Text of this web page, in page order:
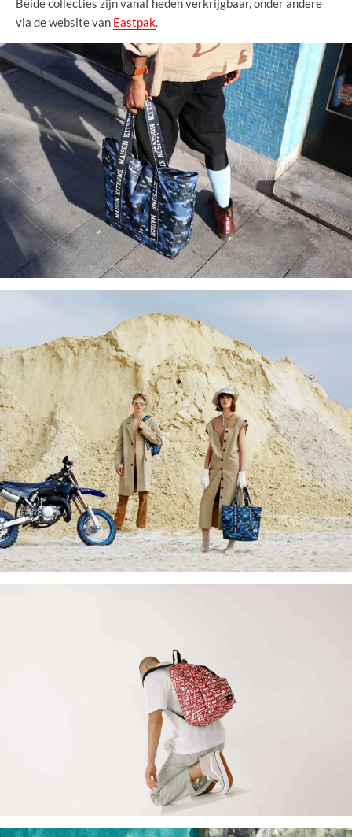
Beide collecties zijn vanaf heden verkrijgbaar, onder andere
via de website van Eastpak.